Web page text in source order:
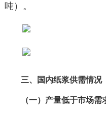
吨）。
三、国内纸浆供需情况
（一）产量低于市场